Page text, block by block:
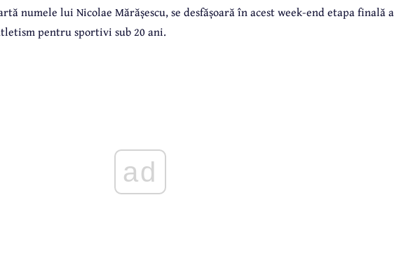
numele lui Nicolae Mărășescu, se desfășoară în acest week-end etapa finală a
pentru sportivi sub 20 ani.
ad